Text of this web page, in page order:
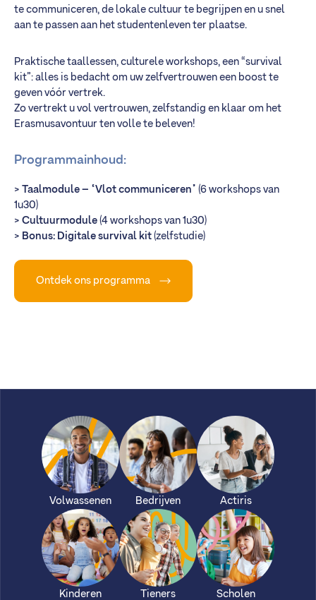
te communiceren, de lokale cultuur te begrijpen en u snel
aan te passen aan het studentenleven ter plaatse.
Praktische taallessen, culturele workshops, een “survival
kit”: alles is bedacht om uw zelfvertrouwen een boost te
geven vóór vertrek.
Zo vertrekt u vol vertrouwen, zelfstandig en klaar om het
Erasmusavontuur ten volle te beleven!
Programmainhoud:
> Taalmodule – “Vlot communiceren” (6 workshops van
1u30)
> Cultuurmodule (4 workshops van 1u30)
> Bonus: Digitale survival kit (zelfstudie)
Ontdek ons programma
Volwassenen Bedrijven Actiris
Kinderen Tieners Scholen